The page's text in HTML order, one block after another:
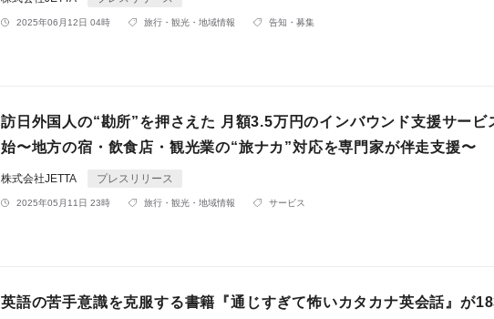
2025年06月12日 04時 旅行・観光・地域情報 告知・募集
訪日外国人の“勘所”を押さえた 月額3.5万円のインバウンド支援サービ
始〜地方の宿・飲食店・観光業の“旅ナカ”対応を専門家が伴走支援〜
株式会社JETTA プレスリリース
2025年05月11日 23時 旅行・観光・地域情報 サービス
英語の苦手意識を克服する書籍『通じすぎて怖いカタカナ英会話』が